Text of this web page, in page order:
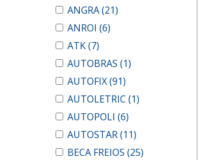
ANGRA(21)
ANROI (6)
ATK(7)
AUTOBRAS (1)
AUTOFIX(91)
AUTOLETRIC (1)
AUTOPOLI (6)
AUTOSTAR(11)
BECA FREIOS (25)